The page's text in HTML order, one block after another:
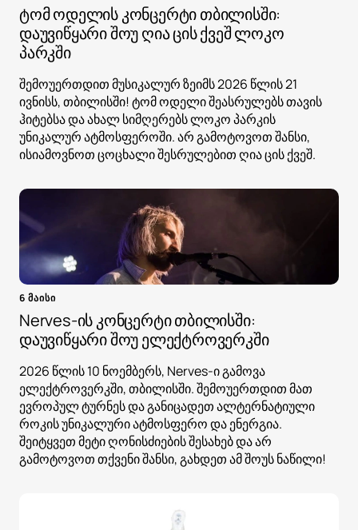
ტომ ოდელის კონცერტი თბილისში:
დაუვიწყარი შოუ ღია ცის ქვეშ ლოკო
პარკში
შემოუერთდით მუსიკალურ ზეიმს 2026 წლის 21
ივნისს, თბილისში! ტომ ოდელი შეასრულებს თავის
ჰიტებსა და ახალ სიმღერებს ლოკო პარკის
უნიკალურ ატმოსფეროში. არ გამოტოვოთ შანსი,
ისიამოვნოთ ცოცხალი შესრულებით ღია ცის ქვეშ.
6 მაისი
Nerves-ის კონცერტი თბილისში:
დაუვიწყარი შოუ ელექტროვერკში
2026 წლის 10 ნოემბერს, Nerves-ი გამოვა
ელექტროვერკში, თბილისში. შემოუერთდით მათ
ევროპულ ტურნეს და განიცადეთ ალტერნატიული
როკის უნიკალური ატმოსფერო და ენერგია.
შეიტყვეთ მეტი ღონისძიების შესახებ და არ
გამოტოვოთ თქვენი შანსი, გახდეთ ამ შოუს ნაწილი!